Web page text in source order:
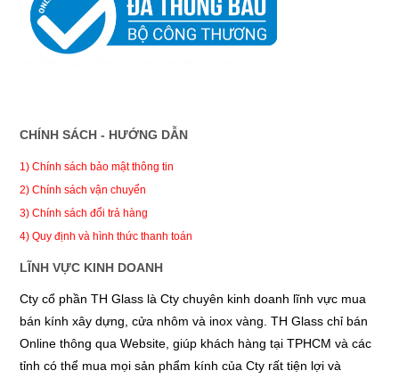
CHÍNH SÁCH - HƯỚNG DẪN
1) Chính sách bảo mật thông tin
2) Chính sách vận chuyển
3) Chính sách đổi trả hàng
4) Quy định và hình thức thanh toán
LĨNH VỰC KINH DOANH
Cty cổ phần TH Glass là Cty chuyên kinh doanh lĩnh vực mua
bán kính xây dựng, cửa nhôm và inox vàng. TH Glass chỉ bán
Online thông qua Website, giúp khách hàng tại TPHCM và các
tỉnh có thể mua mọi sản phẩm kính của Cty rất tiện lợi và